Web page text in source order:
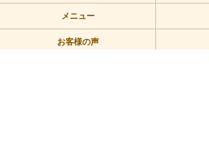
メニュー
お客様の声